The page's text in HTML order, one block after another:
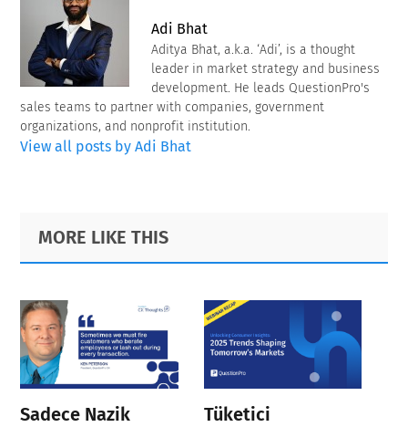
Adi Bhat
Aditya Bhat, a.k.a. ‘Adi’, is a thought
leader in market strategy and business
development. He leads QuestionPro's
sales teams to partner with companies, government
organizations, and nonprofit institution.
View all posts by Adi Bhat
Primary
Sidebar
Footer
MORE LIKE THIS
Sadece Nazik
Tüketici